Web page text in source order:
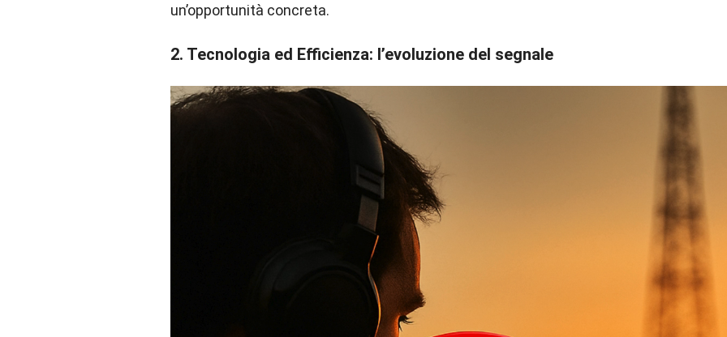
un’opportunità concreta.
2. Tecnologia ed Efficienza: l’evoluzione del segnale